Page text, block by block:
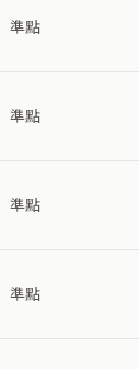
準點
準點
準點
準點